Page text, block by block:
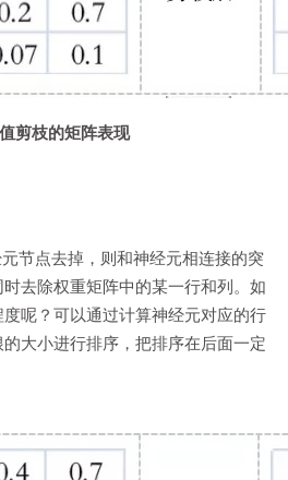
剪枝的矩阵表现
节点去掉，则和神经元相连接的突
去除权重矩阵中的某一行和列。如
呢？可以通过计算神经元对应的行
大小进行排序，把排序在后面一定